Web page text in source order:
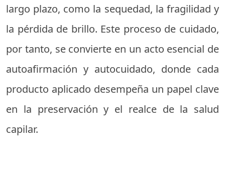
largo plazo, como la sequedad, la fragilidad y
la pérdida de brillo. Este proceso de cuidado,
por tanto, se convierte en un acto esencial de
autoafirmación y autocuidado, donde cada
producto aplicado desempeña un papel clave
en la preservación y el realce de la salud
capilar.